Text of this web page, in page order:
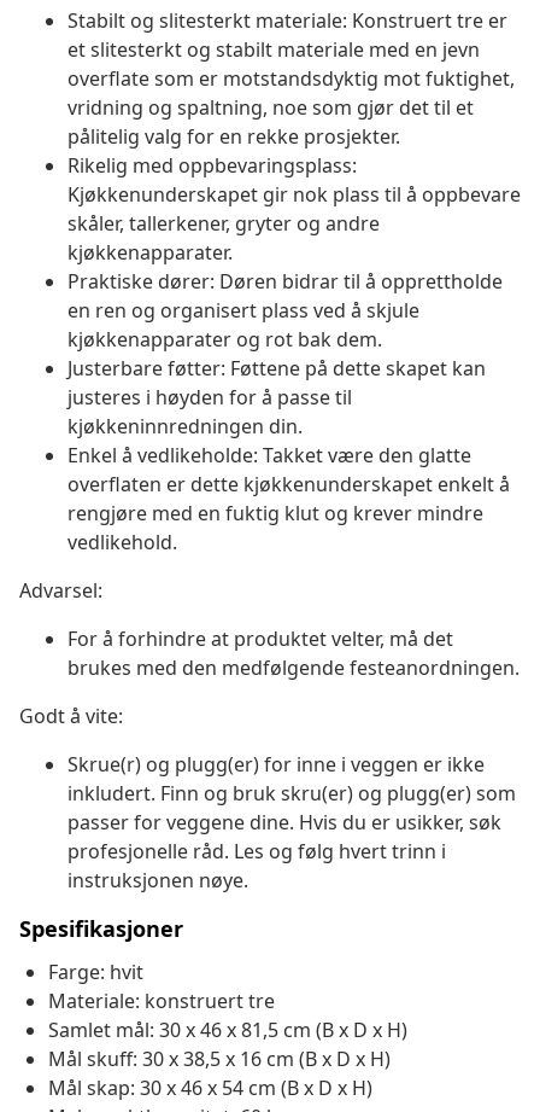
Stabilt og slitesterkt materiale: Konstruert tre er
et slitesterkt og stabilt materiale med en jevn
overflate som er motstandsdyktig mot fuktighet,
vridning og spaltning, noe som gjør det til et
pålitelig valg for en rekke prosjekter.
Rikelig med oppbevaringsplass:
Kjøkkenunderskapet gir nok plass til å oppbevare
skåler, tallerkener, gryter og andre
kjøkkenapparater.
Praktiske dører: Døren bidrar til å opprettholde
en ren og organisert plass ved å skjule
kjøkkenapparater og rot bak dem.
Justerbare føtter: Føttene på dette skapet kan
justeres i høyden for å passe til
kjøkkeninnredningen din.
Enkel å vedlikeholde: Takket være den glatte
overflaten er dette kjøkkenunderskapet enkelt å
rengjøre med en fuktig klut og krever mindre
vedlikehold.
Advarsel:
For å forhindre at produktet velter, må det
brukes med den medfølgende festeanordningen.
Godt å vite:
Skrue(r) og plugg(er) for inne i veggen er ikke
inkludert. Finn og bruk skru(er) og plugg(er) som
passer for veggene dine. Hvis du er usikker, søk
profesjonelle råd. Les og følg hvert trinn i
instruksjonen nøye.
Spesifikasjoner
Farge: hvit
Materiale: konstruert tre
Samlet mål: 30 x 46 x 81,5 cm (B x D x H)
Mål skuff: 30 x 38,5 x 16 cm (B x D x H)
Mål skap: 30 x 46 x 54 cm (B x D x H)